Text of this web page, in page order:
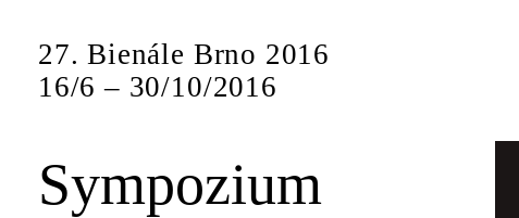
27. Bienále Brno 2016
16/6 – 30/10/2016
Sympozium